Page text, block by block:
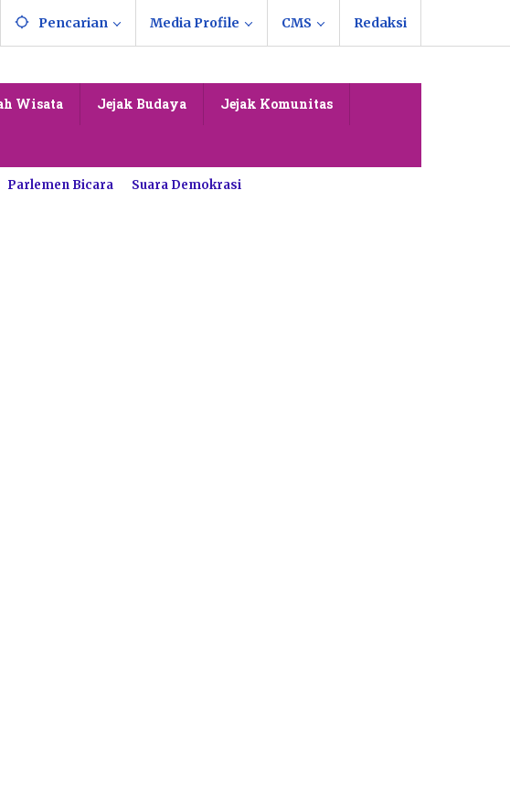
Pencarian Media Profile CMS Redaksi
Wisata Jejak Budaya Jejak Komunitas
Parlemen Bicara Suara Demokrasi